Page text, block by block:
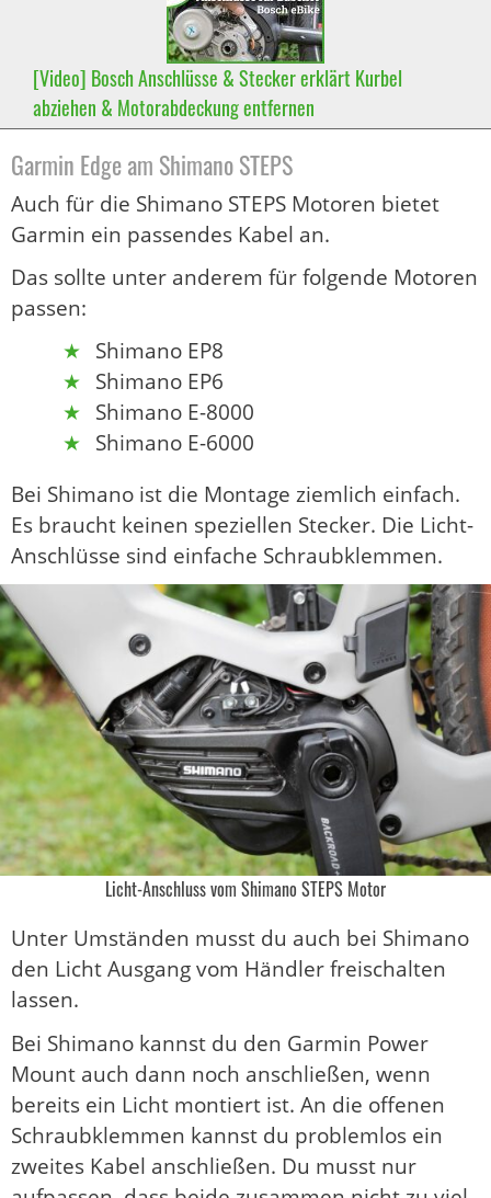
[Video] Bosch Anschlüsse & Stecker erklärt Kurbel
abziehen & Motorabdeckung entfernen
Garmin Edge am Shimano STEPS
Auch für die Shimano STEPS Motoren bietet
Garmin ein passendes Kabel an.
Das sollte unter anderem für folgende Motoren
passen:
Shimano EP8
Shimano EP6
Shimano E-8000
Shimano E-6000
Bei Shimano ist die Montage ziemlich einfach.
Es braucht keinen speziellen Stecker. Die Licht-
Anschlüsse sind einfache Schraubklemmen.
Licht-Anschluss vom Shimano STEPS Motor
Unter Umständen musst du auch bei Shimano
den Licht Ausgang vom Händler freischalten
lassen.
Bei Shimano kannst du den Garmin Power
Mount auch dann noch anschließen, wenn
bereits ein Licht montiert ist. An die offenen
Schraubklemmen kannst du problemlos ein
zweites Kabel anschließen. Du musst nur